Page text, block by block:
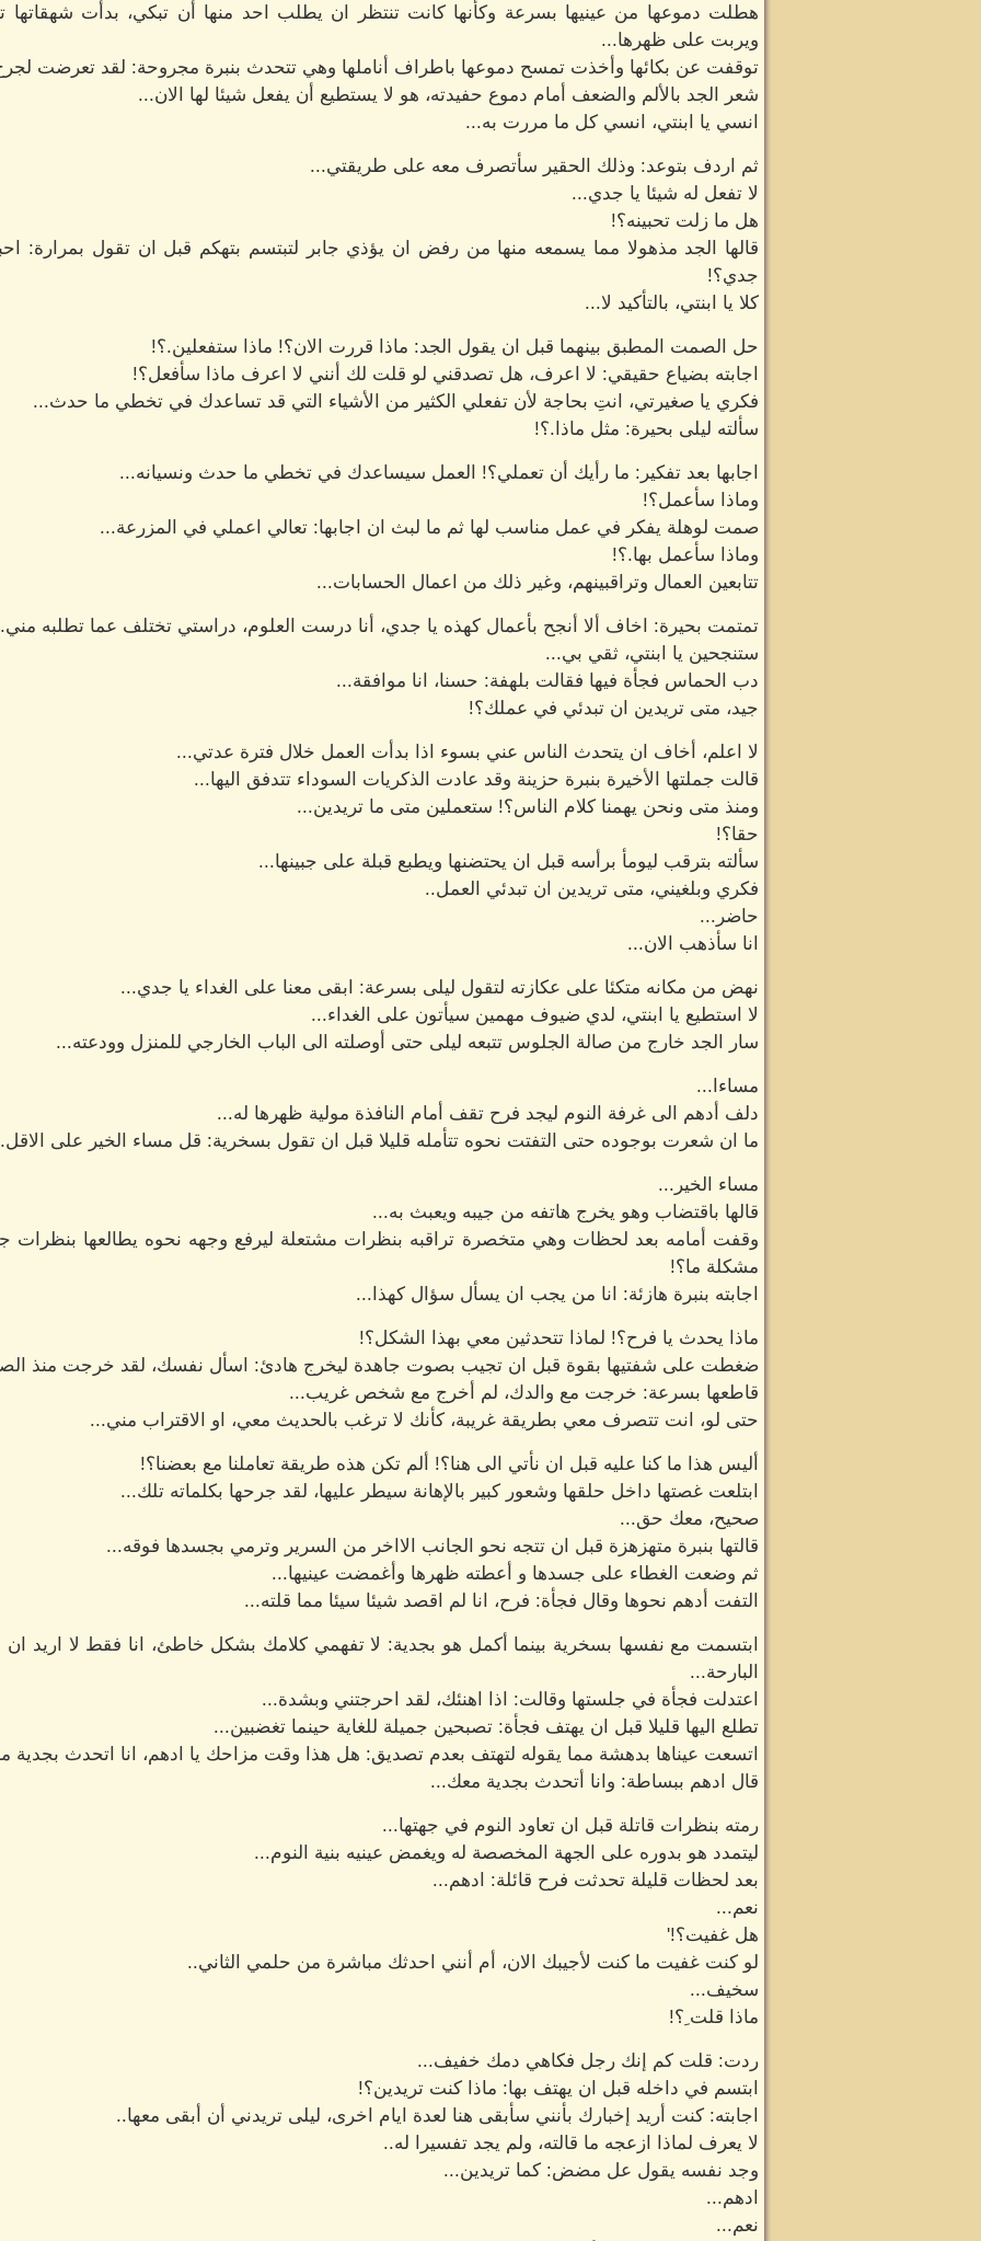
هطلت دموعها من عينيها بسرعة وكأنها كانت تنتظر ان يطلب احد منها أن تبكي، بدأت شهقاتها
ويربت على ظهرها...
توقفت عن بكائها وأخذت تمسح دموعها باطراف أناملها وهي تتحدث بنبرة مجروحة: لقد تعرضت لجرح
شعر الجد بالألم والضعف أمام دموع حفيدته، هو لا يستطيع أن يفعل شيئا لها الان...
انسي يا ابنتي، انسي كل ما مررت به...
ثم اردف بتوعد: وذلك الحقير سأتصرف معه على طريقتي...
لا تفعل له شيئا يا جدي...
هل ما زلت تحبينه؟!
قالها الجد مذهولا مما يسمعه منها من رفض ان يؤذي جابر لتبتسم بتهكم قبل ان تقول بمرارة:
جدي؟!
كلا يا ابنتي، بالتأكيد لا...
حل الصمت المطبق بينهما قبل ان يقول الجد: ماذا قررت الان؟! ماذا ستفعلين.؟!
اجابته بضياع حقيقي: لا اعرف، هل تصدقني لو قلت لك أنني لا اعرف ماذا سأفعل؟!
فكري يا صغيرتي، انتِ بحاجة لأن تفعلي الكثير من الأشياء التي قد تساعدك في تخطي ما حدث...
سألته ليلى بحيرة: مثل ماذا.؟!
اجابها بعد تفكير: ما رأيك أن تعملي؟! العمل سيساعدك في تخطي ما حدث ونسيانه...
وماذا سأعمل؟!
صمت لوهلة يفكر في عمل مناسب لها ثم ما لبث ان اجابها: تعالي اعملي في المزرعة...
وماذا سأعمل بها.؟!
تتابعين العمال وتراقبينهم، وغير ذلك من اعمال الحسابات...
تمتمت بحيرة: اخاف ألا أنجح بأعمال كهذه يا جدي، أنا درست العلوم، دراستي تختلف عما تطلبه
ستنجحين يا ابنتي، ثقي بي...
دب الحماس فجأة فيها فقالت بلهفة: حسنا، انا موافقة...
جيد، متى تريدين ان تبدئي في عملك؟!
لا اعلم، أخاف ان يتحدث الناس عني بسوء اذا بدأت العمل خلال فترة عدتي...
قالت جملتها الأخيرة بنبرة حزينة وقد عادت الذكريات السوداء تتدفق اليها...
ومنذ متى ونحن يهمنا كلام الناس؟! ستعملين متى ما تريدين...
حقا؟!
سألته بترقب ليومأ برأسه قبل ان يحتضنها ويطبع قبلة على جبينها...
فكري وبلغيني، متى تريدين ان تبدئي العمل..
حاضر...
انا سأذهب الان...
نهض من مكانه متكئا على عكازته لتقول ليلى بسرعة: ابقى معنا على الغداء يا جدي...
لا استطيع يا ابنتي، لدي ضيوف مهمين سيأتون على الغداء...
سار الجد خارج من صالة الجلوس تتبعه ليلى حتى أوصلته الى الباب الخارجي للمنزل وودعته...
مساءا...
دلف أدهم الى غرفة النوم ليجد فرح تقف أمام النافذة مولية ظهرها له...
ما ان شعرت بوجوده حتى التفتت نحوه تتأمله قليلا قبل ان تقول بسخرية: قل مساء الخير على
مساء الخير...
قالها باقتضاب وهو يخرج هاتفه من جيبه ويعبث به...
وقفت أمامه بعد لحظات وهي متخصرة تراقبه بنظرات مشتعلة ليرفع وجهه نحوه يطالعها بنظرات
مشكلة ما؟!
اجابته بنبرة هازئة: انا من يجب ان يسأل سؤال كهذا...
ماذا يحدث يا فرح؟! لماذا تتحدثين معي بهذا الشكل؟!
ضغطت على شفتيها بقوة قبل ان تجيب بصوت جاهدة ليخرج هادئ: اسأل نفسك، لقد خرجت منذ
قاطعها بسرعة: خرجت مع والدك، لم أخرج مع شخص غريب...
حتى لو، انت تتصرف معي بطريقة غريبة، كأنك لا ترغب بالحديث معي، او الاقتراب مني...
أليس هذا ما كنا عليه قبل ان نأتي الى هنا؟! ألم تكن هذه طريقة تعاملنا مع بعضنا؟!
ابتلعت غصتها داخل حلقها وشعور كبير بالإهانة سيطر عليها، لقد جرحها بكلماته تلك...
صحيح، معك حق...
قالتها بنبرة متهزهزة قبل ان تتجه نحو الجانب الااخر من السرير وترمي بجسدها فوقه...
ثم وضعت الغطاء على جسدها و أعطته ظهرها وأغمضت عينيها...
التفت أدهم نحوها وقال فجأة: فرح، انا لم اقصد شيئا سيئا مما قلته...
ابتسمت مع نفسها بسخرية بينما أكمل هو بجدية: لا تفهمي كلامك بشكل خاطئ، انا فقط لا
البارحة...
اعتدلت فجأة في جلستها وقالت: اذا اهنئك، لقد احرجتني وبشدة...
تطلع اليها قليلا قبل ان يهتف فجأة: تصبحين جميلة للغاية حينما تغضبين...
اتسعت عيناها بدهشة مما يقوله لتهتف بعدم تصديق: هل هذا وقت مزاحك يا ادهم، انا اتحدث بجدية
قال ادهم ببساطة: وانا أتحدث بجدية معك...
رمته بنظرات قاتلة قبل ان تعاود النوم في جهتها...
ليتمدد هو بدوره على الجهة المخصصة له ويغمض عينيه بنية النوم...
بعد لحظات قليلة تحدثت فرح قائلة: ادهم...
نعم...
هل غفيت؟!'
لو كنت غفيت ما كنت لأجيبك الان، أم أنني احدثك مباشرة من حلمي الثاني..
سخيف...
ماذا قلت ِ؟!
ردت: قلت كم إنك رجل فكاهي دمك خفيف...
ابتسم في داخله قبل ان يهتف بها: ماذا كنت تريدين؟!
اجابته: كنت أريد إخبارك بأنني سأبقى هنا لعدة ايام اخرى، ليلى تريدني أن أبقى معها..
لا يعرف لماذا ازعجه ما قالته، ولم يجد تفسيرا له..
وجد نفسه يقول عل مضض: كما تريدين...
ادهم...
نعم...